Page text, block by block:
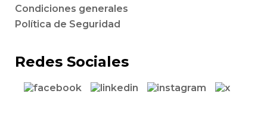
Condiciones generales
Política de Seguridad
Redes Sociales